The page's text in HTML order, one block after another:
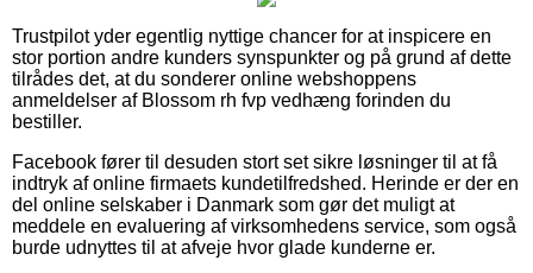
Trustpilot yder egentlig nyttige chancer for at inspicere en
stor portion andre kunders synspunkter og på grund af dette
tilrådes det, at du sonderer online webshoppens
anmeldelser af Blossom rh fvp vedhæng forinden du
bestiller.
Facebook fører til desuden stort set sikre løsninger til at få
indtryk af online firmaets kundetilfredshed. Herinde er der en
del online selskaber i Danmark som gør det muligt at
meddele en evaluering af virksomhedens service, som også
burde udnyttes til at afveje hvor glade kunderne er.